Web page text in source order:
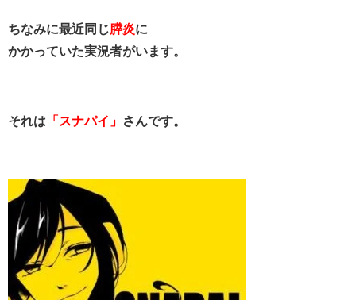
ちなみに最近同じ 膵炎に
かかっていた実況者がいます。
それは 「スナパイ」 さんです。